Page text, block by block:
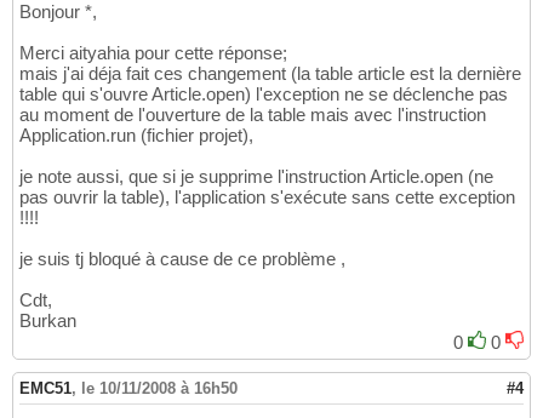
Bonjour *,
Merci aityahia pour cette réponse;
mais j'ai déja fait ces changement (la table article est la dernière
table qui s'ouvre Article.open) l'exception ne se déclenche pas
au moment de l'ouverture de la table mais avec l'instruction
Application.run (fichier projet),
je note aussi, que si je supprime l'instruction Article.open (ne
pas ouvrir la table), l'application s'exécute sans cette exception
!!!!
je suis tj bloqué à cause de ce problème ,
Cdt,
Burkan
0
0
EMC51, le 10/11/2008 à 16h50 #4